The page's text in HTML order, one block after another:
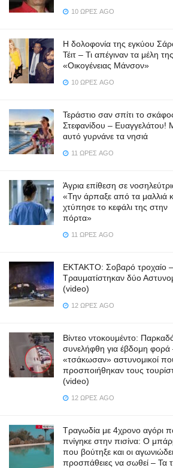
10 ΏΡΕΣ AGO
Η δολοφονία της εγκύου
Τέιτ – Τι απέγιναν τα μέλη της
«Οικογένειας Μάνσον»
10 ΏΡΕΣ AGO
Τεράστιο σαν σπίτι το
Στεφανίδου – Ευαγγελάτου!
αυτό γυρνάνε τα νησιά
11 ΏΡΕΣ AGO
Άγρια επίθεση σε
«Την άρπαξε από τα μαλλιά
χτύπησε το κεφάλι της στην
πόρτα»
11 ΏΡΕΣ AGO
ΕΚΤΑΚΤΟ: Σοβαρό τροχαίο –
Τραυματίστηκαν δύο
(video)
12 ΏΡΕΣ AGO
Βίντεο ντοκουμέντο:
συνελήφθη για έβδομη φορά
«τσάκωσαν» αστυνομικοί
προσποιήθηκαν τους
(video)
12 ΏΡΕΣ AGO
Τραγωδία με 4χρονο αγόρι
πνίγηκε στην πισίνα: O
που βούτηξε και οι
προσπάθειες να σωθεί – Τα